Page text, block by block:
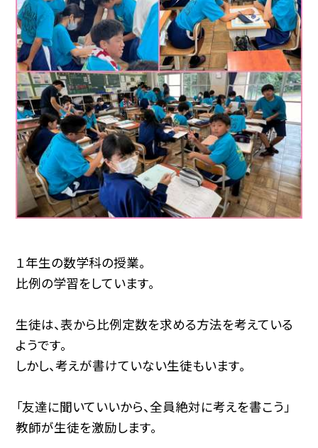
１年生の数学科の授業。
比例の学習をしています。
生徒は、表から比例定数を求める方法を考えている
ようです。
しかし、考えが書けていない生徒もいます。
「友達に聞いていいから、全員絶対に考えを書こう」
教師が生徒を激励します。